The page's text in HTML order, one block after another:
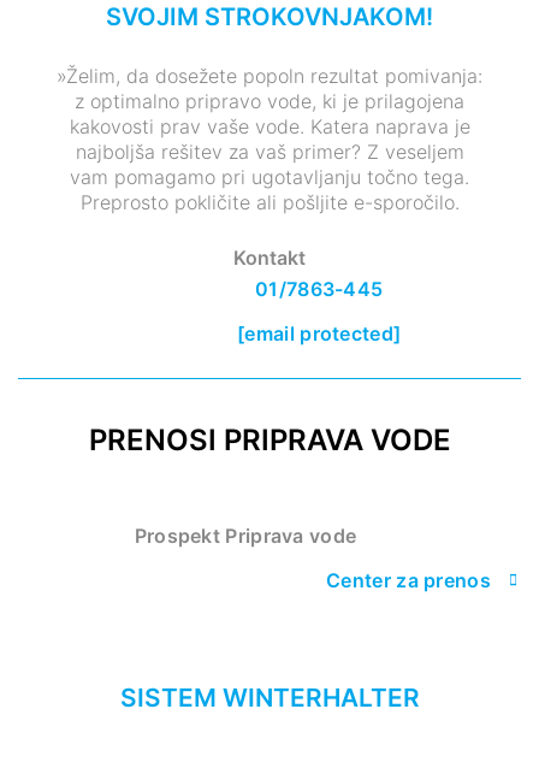
SVOJIM STROKOVNJAKOM!
»Želim, da dosežete popoln rezultat pomivanja:
z optimalno pripravo vode, ki je prilagojena
kakovosti prav vaše vode. Katera naprava je
najboljša rešitev za vaš primer? Z veseljem
vam pomagamo pri ugotavljanju točno tega.
Preprosto pokličite ali pošljite e-sporočilo.
Kontakt
01/7863-445
[email protected]
PRENOSI PRIPRAVA VODE
Prospekt Priprava vode
Center za prenos
SISTEM WINTERHALTER